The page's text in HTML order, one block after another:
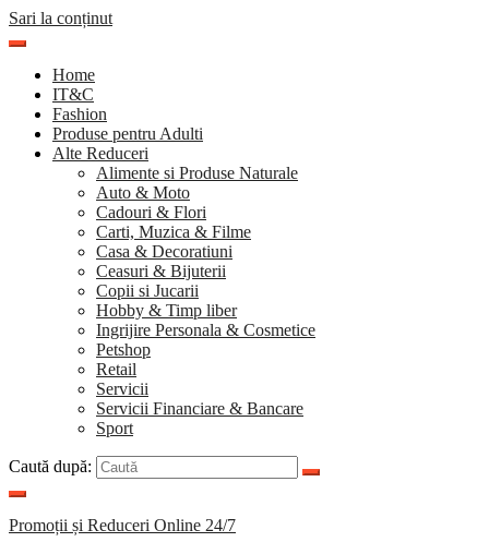
Sari la conținut
Home
IT&C
Fashion
Produse pentru Adulti
Alte Reduceri
Alimente si Produse Naturale
Auto & Moto
Cadouri & Flori
Carti, Muzica & Filme
Casa & Decoratiuni
Ceasuri & Bijuterii
Copii si Jucarii
Hobby & Timp liber
Ingrijire Personala & Cosmetice
Petshop
Retail
Servicii
Servicii Financiare & Bancare
Sport
Caută după:
Promoții și Reduceri Online 24/7